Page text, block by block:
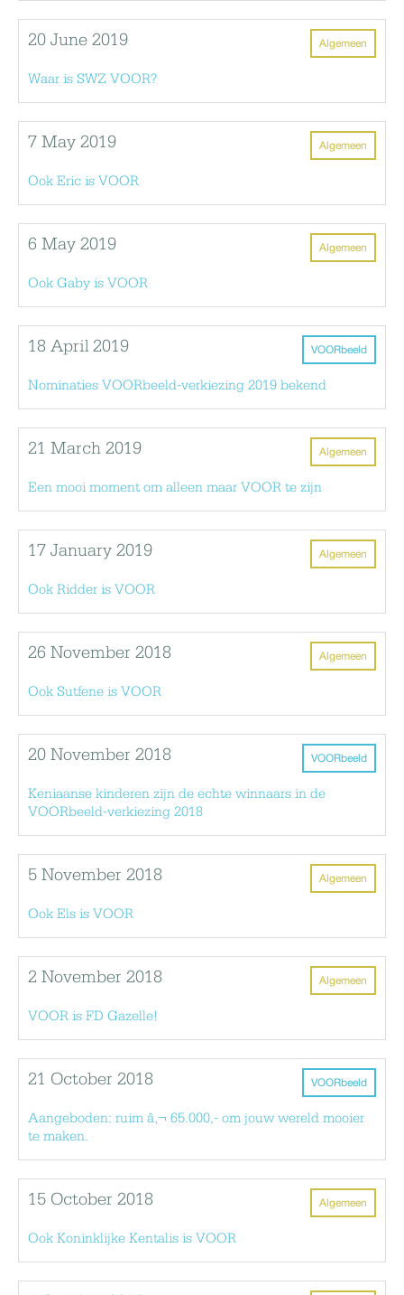
Algemeen
20 June 2019
Waar is SWZ VOOR?
Algemeen
7 May 2019
Ook Eric is VOOR
Algemeen
6 May 2019
Ook Gaby is VOOR
VOORbeeld
18 April 2019
Nominaties VOORbeeld-verkiezing 2019 bekend
Algemeen
21 March 2019
Een mooi moment om alleen maar VOOR te zijn
Algemeen
17 January 2019
Ook Ridder is VOOR
Algemeen
26 November 2018
Ook Sutfene is VOOR
VOORbeeld
20 November 2018
Keniaanse kinderen zijn de echte winnaars in de
VOORbeeld-verkiezing 2018
Algemeen
5 November 2018
Ook Els is VOOR
Algemeen
2 November 2018
VOOR is FD Gazelle!
VOORbeeld
21 October 2018
Aangeboden: ruim â‚¬ 65.000,- om jouw wereld mooier
te maken.
Algemeen
15 October 2018
Ook Koninklijke Kentalis is VOOR